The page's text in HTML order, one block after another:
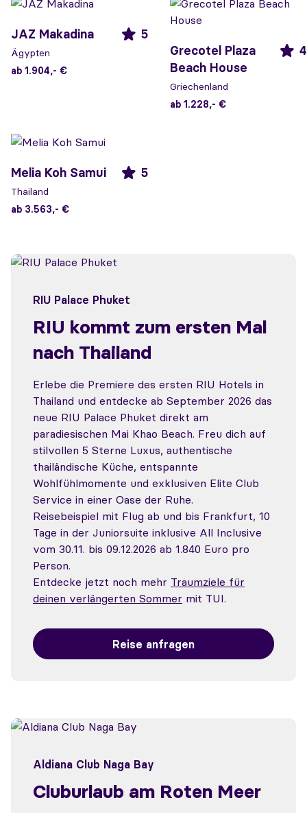
JAZ Makadina 5
Ägypten
ab 1.904,- €
Grecotel Plaza
Beach House
4
Griechenland
ab 1.228,- €
Melia Koh Samui 5
Thailand
ab 3.563,- €
RIU Palace Phuket
RIU kommt zum ersten Mal
nach Thailand
Erlebe die Premiere des ersten RIU Hotels in
Thailand und entdecke ab September 2026 das
neue RIU Palace Phuket direkt am
paradiesischen Mai Khao Beach. Freu dich auf
stilvollen 5 Sterne Luxus, authentische
thailändische Küche, entspannte
Wohlfühlmomente und exklusiven Elite Club
Service in einer Oase der Ruhe.
Reisebeispiel mit Flug ab und bis Frankfurt, 10
Tage in der Juniorsuite inklusive All Inclusive
vom 30.11. bis 09.12.2026 ab 1.840 Euro pro
Person.
Entdecke jetzt noch mehr Traumziele für
deinen verlängerten Sommer mit TUI.
Reise anfragen
Aldiana Club Naga Bay
Cluburlaub am Roten Meer